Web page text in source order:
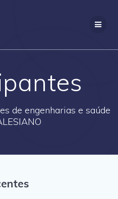
de engenharias e saúde